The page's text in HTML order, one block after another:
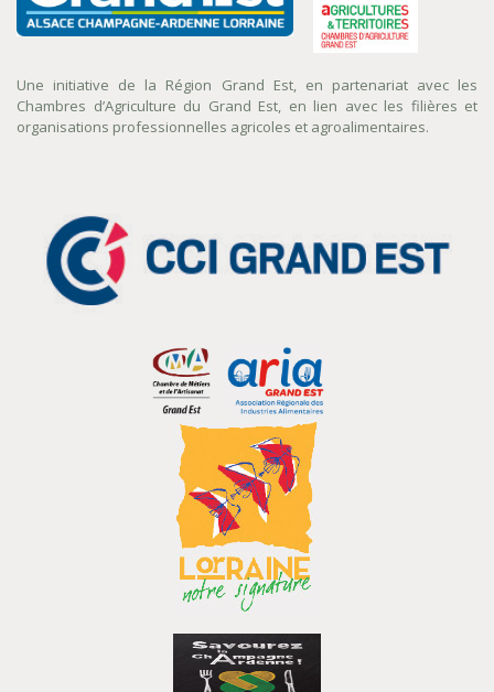
Une initiative de la Région Grand Est, en partenariat avec les
Chambres d’Agriculture du Grand Est, en lien avec les filières et
organisations professionnelles agricoles et agroalimentaires.